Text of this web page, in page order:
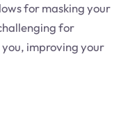
for masking your
for
improving your